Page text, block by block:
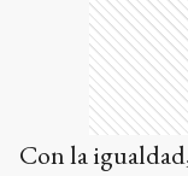
Con la